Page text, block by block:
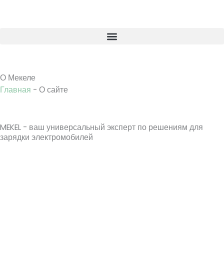
О Мекеле
Главная - О сайте
MEKEL - ваш универсальный эксперт по решениям для
зарядки электромобилей